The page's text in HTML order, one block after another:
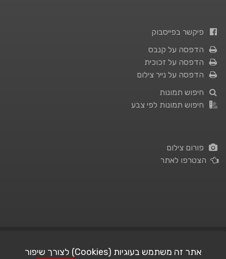
פיקשר בפייסבוק
הדפסה על קנבס
הדפסה על זכוכית
הדפסה על נייר צילום
חיפוש תמונות
חיפוש תמונות לפי צבע
פורום צילום
הצטרפו לאתר
אתר זה משתמש בעוגיות (Cookies) לצורך שיפור